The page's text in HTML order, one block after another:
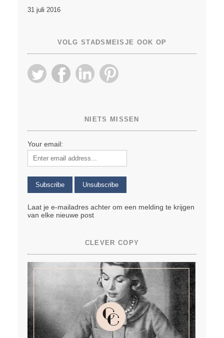
31 juli 2016
VOLG STADSMEISJE OOK OP
NIETS MISSEN
Your email:
Laat je e-mailadres achter om een melding te krijgen
van elke nieuwe post
CLEVER COPY